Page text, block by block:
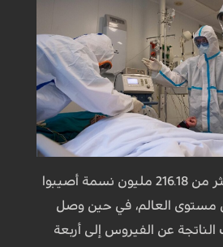
وأظهر إحصاء أن أكثر من 216.18 مليون نسمة أصيبوا
مستوى العالم، في حين وصل
الناتجة عن الفيروس إلى أربعة